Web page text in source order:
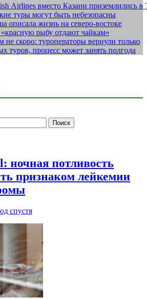
Airlines вместо Казани приземлились в
туры могут быть небезопасны
описала жизнь на северо-востоке
рыбу отдают чайкам»
не скоро: туроператоры вернули только
туров, процесс может занять полгода
ночная потливость
признаком лейкемии
спустя